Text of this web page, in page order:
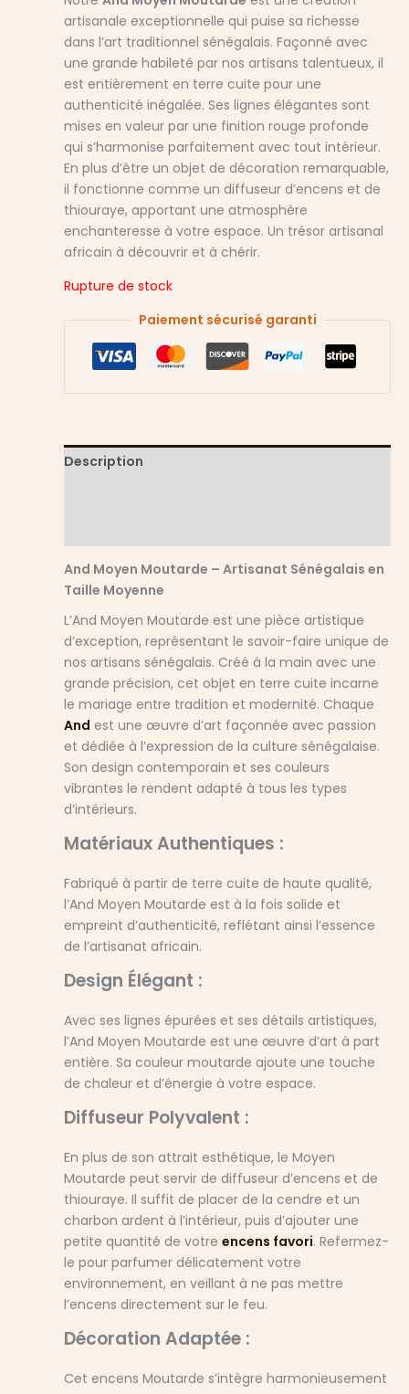
artisanale exceptionnelle qui puise sa richesse
dans l’art traditionnel sénégalais. Façonné avec
une grande habileté par nos artisans talentueux, il
est entièrement en terre cuite pour une
authenticité inégalée. Ses lignes élégantes sont
mises en valeur par une finition rouge profonde
qui s’harmonise parfaitement avec tout intérieur.
En plus d’être un objet de décoration remarquable,
il fonctionne comme un diffuseur d’encens et de
thiouraye, apportant une atmosphère
enchanteresse à votre espace. Un trésor artisanal
africain à découvrir et à chérir.
Rupture de stock
Paiement sécurisé garanti
Description
And Moyen Moutarde – Artisanat Sénégalais en
Taille Moyenne
L’And Moyen Moutarde est une pièce artistique
d’exception, représentant le savoir-faire unique de
nos artisans sénégalais. Créé à la main avec une
grande précision, cet objet en terre cuite incarne
le mariage entre tradition et modernité. Chaque
And est une œuvre d’art façonnée avec passion
et dédiée à l’expression de la culture sénégalaise.
Son design contemporain et ses couleurs
vibrantes le rendent adapté à tous les types
d’intérieurs.
Matériaux Authentiques :
Fabriqué à partir de terre cuite de haute qualité,
l’And Moyen Moutarde est à la fois solide et
empreint d’authenticité, reflétant ainsi l’essence
de l’artisanat africain.
Design Élégant :
Avec ses lignes épurées et ses détails artistiques,
l’And Moyen Moutarde est une œuvre d’art à part
entière. Sa couleur moutarde ajoute une touche
de chaleur et d’énergie à votre espace.
Diffuseur Polyvalent :
En plus de son attrait esthétique, le Moyen
Moutarde peut servir de diffuseur d’encens et de
thiouraye. Il suffit de placer de la cendre et un
charbon ardent à l’intérieur, puis d’ajouter une
petite quantité de votre encens favori. Refermez-
le pour parfumer délicatement votre
environnement, en veillant à ne pas mettre
l’encens directement sur le feu.
Décoration Adaptée :
Cet encens Moutarde s’intègre harmonieusement